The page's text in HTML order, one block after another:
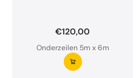
€120,00
Onderzeilen 5m x 6m
Onderzeil op maat
Ons onderzeil is